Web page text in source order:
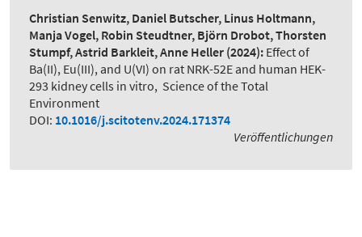
Christian Senwitz, Daniel Butscher, Linus Holtmann,
Manja Vogel, Robin Steudtner, Björn Drobot, Thorsten
Stumpf, Astrid Barkleit, Anne Heller (2024): Effect of
Ba(II), Eu(III), and U(VI) on rat NRK-52E and human HEK-
293 kidney cells in vitro, Science of the Total
Environment
DOI: 10.1016/j.scitotenv.2024.171374
Veröffentlichungen